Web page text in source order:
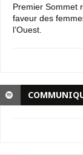
Premier Sommet
faveur des
l’Ouest.